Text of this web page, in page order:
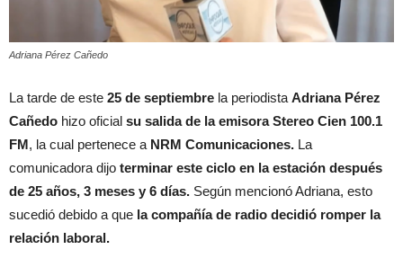
Adriana Pérez Cañedo
La tarde de este 25 de septiembre la periodista Adriana Pérez
Cañedo hizo oficial su salida de la emisora Stereo Cien 100.1
FM, la cual pertenece a NRM Comunicaciones. La
comunicadora dijo terminar este ciclo en la estación después
de 25 años, 3 meses y 6 días. Según mencionó Adriana, esto
sucedió debido a que la compañía de radio decidió romper la
relación laboral.